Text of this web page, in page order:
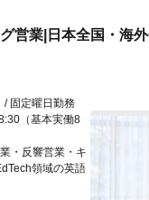
営業|日本全国・海
/ 固定曜日勤務
（基本実働8
・反響営業・キ
領域の英語